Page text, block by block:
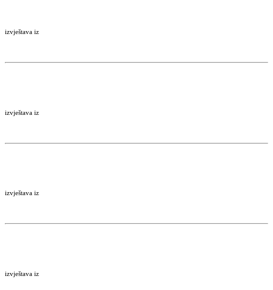
izvještava iz
izvještava iz
izvještava iz
izvještava iz